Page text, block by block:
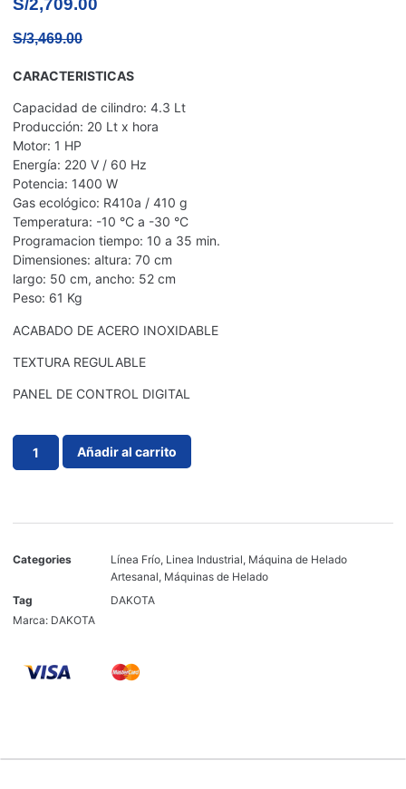
S/2,709.00
S/3,469.00
CARACTERISTICAS
Capacidad de cilindro: 4.3 Lt
Producción: 20 Lt x hora
Motor: 1 HP
Energía: 220 V / 60 Hz
Potencia: 1400 W
Gas ecológico: R410a / 410 g
Temperatura: -10 °C a -30 °C
Programacion tiempo: 10 a 35 min.
Dimensiones: altura: 70 cm
largo: 50 cm, ancho: 52 cm
Peso: 61 Kg
ACABADO DE ACERO INOXIDABLE
TEXTURA REGULABLE
PANEL DE CONTROL DIGITAL
Añadir al carrito
Categories Línea Frío, Linea Industrial, Máquina de Helado
Artesanal, Máquinas de Helado
Tag
DAKOTA
Marca: DAKOTA